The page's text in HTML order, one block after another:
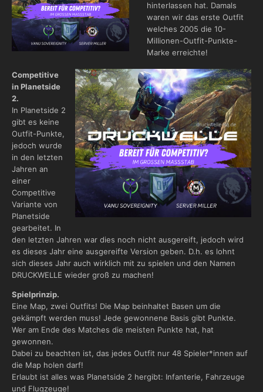
hinterlassen hat. Damals
waren wir das erste Outfit
welches 2005 die 10-
Millionen-Outfit-Punkte-
Marke erreichte!
Competitive
in Planetside
2.
In Planetside 2
gibt es keine
Outfit-Punkte,
jedoch wurde
in den letzten
Jahren an
einer
Competitive
Variante von
Planetside
gearbeitet. In
den letzten Jahren war dies noch nicht ausgereift, jedoch wird
es dieses Jahr eine ausgereifte Version geben. D.h. es lohnt
sich dieses Jahr auch wirklich mit zu spielen und den Namen
DRUCKWELLE wieder groß zu machen!
Spielprinzip.
Eine Map, zwei Outfits! Die Map beinhaltet Basen um die
gekämpft werden muss! Jede gewonnene Basis gibt Punkte.
Wer am Ende des Matches die meisten Punkte hat, hat
gewonnen.
Dabei zu beachten ist, das jedes Outfit nur 48 Spieler*innen auf
die Map holen darf!
Erlaubt ist alles was Planetside 2 hergibt: Infanterie, Fahrzeuge
und Flugzeuge!